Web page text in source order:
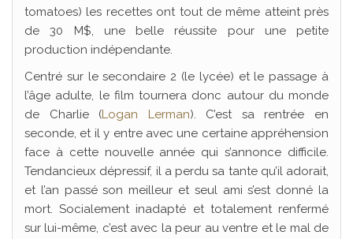
tomatoes) les recettes ont tout de même atteint près
de 30 M$, une belle réussite pour une petite
production indépendante.
Centré sur le secondaire 2 (le lycée) et le passage à
l’âge adulte, le film tournera donc autour du monde
de Charlie (Logan Lerman). C’est sa rentrée en
seconde, et il y entre avec une certaine appréhension
face à cette nouvelle année qui s’annonce difficile.
Tendancieux dépressif, il a perdu sa tante qu’il adorait,
et l’an passé son meilleur et seul ami s’est donné la
mort. Socialement inadapté et totalement renfermé
sur lui-même, c’est avec la peur au ventre et le mal de